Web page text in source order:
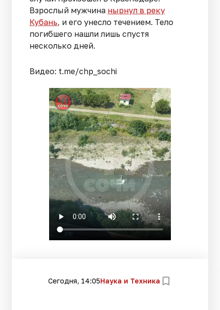
Взрослый мужчина нырнул в реку
Кубань, и его унесло течением. Тело
погибшего нашли лишь спустя
несколько дней.
Видео: t.me/chp_sochi
Сегодня, 14:05Наука и Техника